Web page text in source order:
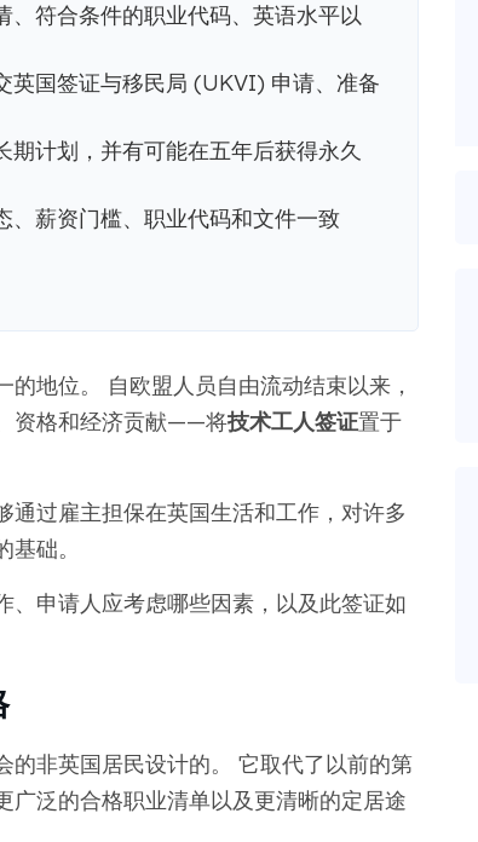
、符合条件的职业代码、英语水平以
英国签证与移民局 (UKVI) 申请、准备
计划，并有可能在五年后获得永久
、薪资门槛、职业代码和文件一致
地位。 自欧盟人员自由流动结束以来，
资格和经济贡献——将技术工人签证置于
过雇主担保在英国生活和工作，对许多
础。
申请人应考虑哪些因素，以及此签证如
非英国居民设计的。 它取代了以前的第
泛的合格职业清单以及更清晰的定居途